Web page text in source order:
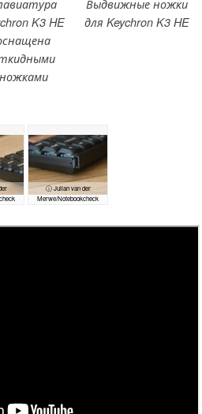
K3 HE
ножками
Выдвижные ножки
для Keychron K3 HE
ⓘ Julian van der
Merwe/Notebookcheck